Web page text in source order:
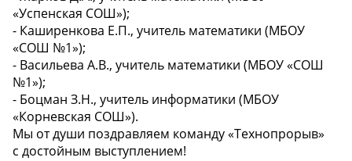
«Успенская СОШ»);
- Каширенкова Е.П., учитель математики (МБОУ
«СОШ №1»);
- Васильева А.В., учитель математики (МБОУ «СОШ
№1»);
- Боцман З.Н., учитель информатики (МБОУ
«Корневская СОШ»).
Мы от души поздравляем команду «Технопрорыв»
с достойным выступлением!